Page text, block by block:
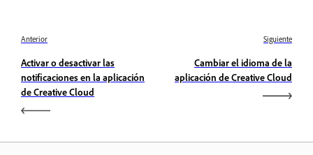
Anterior
Activar o desactivar las
notificaciones en la aplicación
de Creative Cloud
Siguiente
Cambiar el idioma de la
aplicación de Creative Cloud